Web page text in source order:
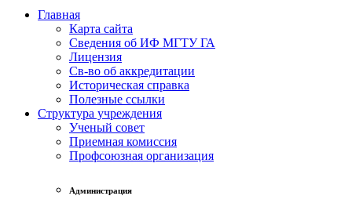
Главная
Карта сайта
Сведения об ИФ МГТУ ГА
Лицензия
Св-во об аккредитации
Историческая справка
Полезные ссылки
Структура учреждения
Ученый совет
Приемная комиссия
Профсоюзная организация
Администрация